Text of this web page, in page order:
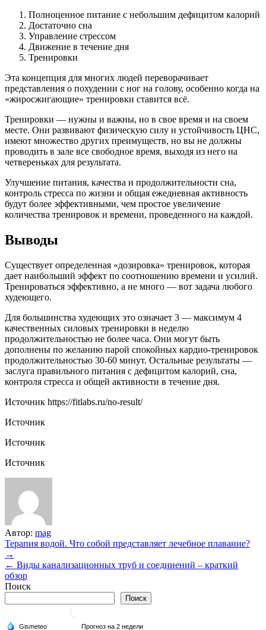
Полноценное питание с небольшим дефицитом калорий
Достаточно сна
Управление стрессом
Движение в течение дня
Тренировки
Эта концепция для многих людей переворачивает
представления о похудении с ног на голову, особенно когда на
«жиросжигающие» тренировки ставится всё.
Тренировки — нужны и важны, но в свое время и на своем
месте. Они развивают физическую силу и устойчивость ЦНС,
имеют множество других преимуществ, но вы не должны
проводить в зале все свободное время, выходя из него на
четвереньках для результата.
Улучшение питания, качества и продолжительности сна,
контроль стресса по жизни и общая ежедневная активность
будут более эффективными, чем простое увеличение
количества тренировок и времени, проведенного на каждой.
Выводы
Существует определенная «дозировка» тренировок, которая
дает наибольший эффект по соотношению времени и усилий.
Тренироваться эффективно, а не много — вот задача любого
худеющего.
Для большинства худеющих это означает 3 — максимум 4
качественных силовых тренировки в неделю
продолжительностью не более часа. Они могут быть
дополнены по желанию парой спокойных кардио-тренировок
продолжительностью 30-60 минут. Остальные результаты —
заслуга правильного питания с дефицитом калорий, сна,
контроля стресса и общей активности в течение дня.
Источник https://fitlabs.ru/no-result/
Источник
Источник
Источник
Автор: mag
Навигация
по
записям
Терапия водой. Что собой представляет лечебное плавание?
→
← Виды канализационных труб и соединений – краткий
обзор
Поиск
Поиск